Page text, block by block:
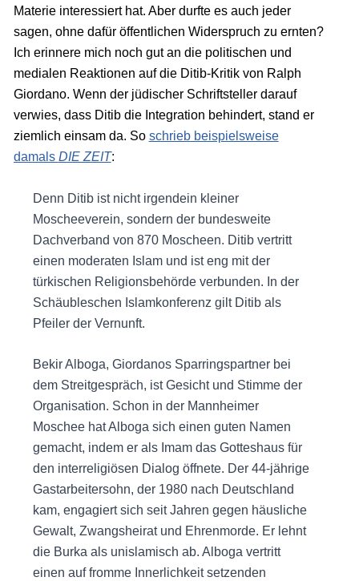
Materie interessiert hat. Aber durfte es auch jeder
sagen, ohne dafür öffentlichen Widerspruch zu ernten?
Ich erinnere mich noch gut an die politischen und
medialen Reaktionen auf die Ditib-Kritik von Ralph
Giordano. Wenn der jüdischer Schriftsteller darauf
verwies, dass Ditib die Integration behindert, stand er
ziemlich einsam da. So schrieb beispielsweise
damals DIE ZEIT:
Denn Ditib ist nicht irgendein kleiner
Moscheeverein, sondern der bundesweite
Dachverband von 870 Moscheen. Ditib vertritt
einen moderaten Islam und ist eng mit der
türkischen Religionsbehörde verbunden. In der
Schäubleschen Islamkonferenz gilt Ditib als
Pfeiler der Vernunft.
Bekir Alboga, Giordanos Sparringspartner bei
dem Streitgespräch, ist Gesicht und Stimme der
Organisation. Schon in der Mannheimer
Moschee hat Alboga sich einen guten Namen
gemacht, indem er als Imam das Gotteshaus für
den interreligiösen Dialog öffnete. Der 44-jährige
Gastarbeitersohn, der 1980 nach Deutschland
kam, engagiert sich seit Jahren gegen häusliche
Gewalt, Zwangsheirat und Ehrenmorde. Er lehnt
die Burka als unislamisch ab. Alboga vertritt
einen auf fromme Innerlichkeit setzenden